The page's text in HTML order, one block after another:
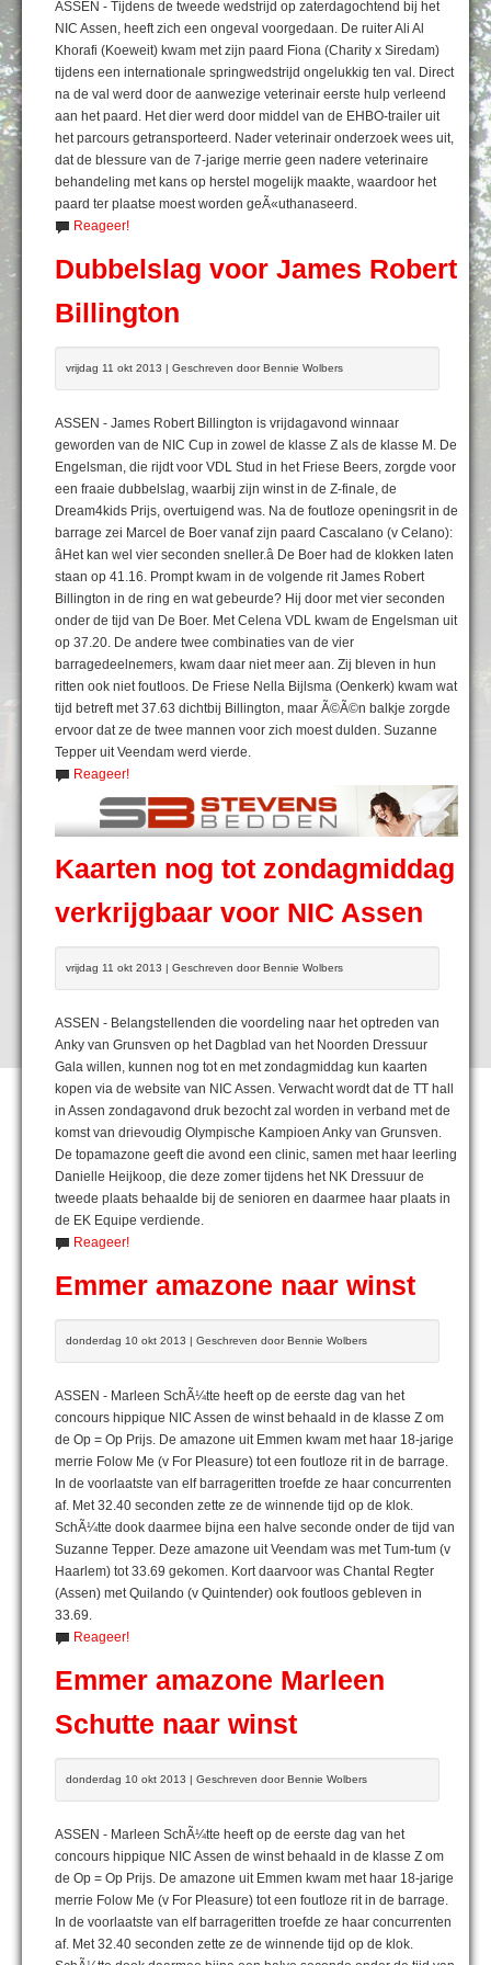
ASSEN - Tijdens de tweede wedstrijd op zaterdagochtend bij het
NIC Assen, heeft zich een ongeval voorgedaan. De ruiter Ali Al
Khorafi (Koeweit) kwam met zijn paard Fiona (Charity x Siredam)
tijdens een internationale springwedstrijd ongelukkig ten val. Direct
na de val werd door de aanwezige veterinair eerste hulp verleend
aan het paard. Het dier werd door middel van de EHBO-trailer uit
het parcours getransporteerd. Nader veterinair onderzoek wees uit,
dat de blessure van de 7-jarige merrie geen nadere veterinaire
behandeling met kans op herstel mogelijk maakte, waardoor het
paard ter plaatse moest worden geÃ«uthanaseerd.
Reageer!
Dubbelslag voor James Robert
Billington
vrijdag 11 okt 2013 | Geschreven door Bennie Wolbers
ASSEN - James Robert Billington is vrijdagavond winnaar
geworden van de NIC Cup in zowel de klasse Z als de klasse M. De
Engelsman, die rijdt voor VDL Stud in het Friese Beers, zorgde voor
een fraaie dubbelslag, waarbij zijn winst in de Z-finale, de
Dream4kids Prijs, overtuigend was. Na de foutloze openingsrit in de
barrage zei Marcel de Boer vanaf zijn paard Cascalano (v Celano):
âHet kan wel vier seconden sneller.â De Boer had de klokken laten
staan op 41.16. Prompt kwam in de volgende rit James Robert
Billington in de ring en wat gebeurde? Hij door met vier seconden
onder de tijd van De Boer. Met Celena VDL kwam de Engelsman uit
op 37.20. De andere twee combinaties van de vier
barragedeelnemers, kwam daar niet meer aan. Zij bleven in hun
ritten ook niet foutloos. De Friese Nella Bijlsma (Oenkerk) kwam wat
tijd betreft met 37.63 dichtbij Billington, maar Ã©Ã©n balkje zorgde
ervoor dat ze de twee mannen voor zich moest dulden. Suzanne
Tepper uit Veendam werd vierde.
Reageer!
Kaarten nog tot zondagmiddag
verkrijgbaar voor NIC Assen
vrijdag 11 okt 2013 | Geschreven door Bennie Wolbers
ASSEN - Belangstellenden die voordeling naar het optreden van
Anky van Grunsven op het Dagblad van het Noorden Dressuur
Gala willen, kunnen nog tot en met zondagmiddag kun kaarten
kopen via de website van NIC Assen. Verwacht wordt dat de TT hall
in Assen zondagavond druk bezocht zal worden in verband met de
komst van drievoudig Olympische Kampioen Anky van Grunsven.
De topamazone geeft die avond een clinic, samen met haar leerling
Danielle Heijkoop, die deze zomer tijdens het NK Dressuur de
tweede plaats behaalde bij de senioren en daarmee haar plaats in
de EK Equipe verdiende.
Reageer!
Emmer amazone naar winst
donderdag 10 okt 2013 | Geschreven door Bennie Wolbers
ASSEN - Marleen SchÃ¼tte heeft op de eerste dag van het
concours hippique NIC Assen de winst behaald in de klasse Z om
de Op = Op Prijs. De amazone uit Emmen kwam met haar 18-jarige
merrie Folow Me (v For Pleasure) tot een foutloze rit in de barrage.
In de voorlaatste van elf barrageritten troefde ze haar concurrenten
af. Met 32.40 seconden zette ze de winnende tijd op de klok.
SchÃ¼tte dook daarmee bijna een halve seconde onder de tijd van
Suzanne Tepper. Deze amazone uit Veendam was met Tum-tum (v
Haarlem) tot 33.69 gekomen. Kort daarvoor was Chantal Regter
(Assen) met Quilando (v Quintender) ook foutloos gebleven in
33.69.
Reageer!
Emmer amazone Marleen
Schutte naar winst
donderdag 10 okt 2013 | Geschreven door Bennie Wolbers
ASSEN - Marleen SchÃ¼tte heeft op de eerste dag van het
concours hippique NIC Assen de winst behaald in de klasse Z om
de Op = Op Prijs. De amazone uit Emmen kwam met haar 18-jarige
merrie Folow Me (v For Pleasure) tot een foutloze rit in de barrage.
In de voorlaatste van elf barrageritten troefde ze haar concurrenten
af. Met 32.40 seconden zette ze de winnende tijd op de klok.